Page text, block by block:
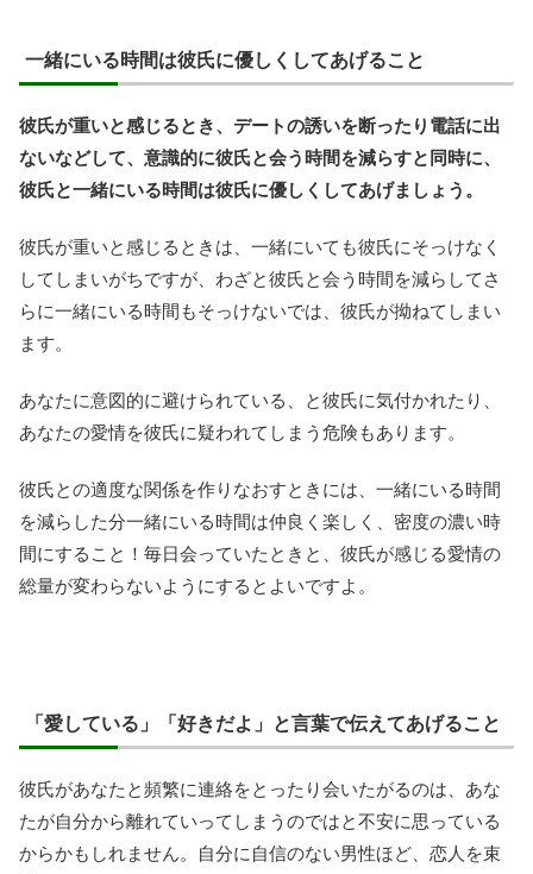
一緒にいる時間は彼氏に優しくしてあげること
彼氏が重いと感じるとき、デートの誘いを断ったり電話に出
ないなどして、意識的に彼氏と会う時間を減らすと同時に、
彼氏と一緒にいる時間は彼氏に優しくしてあげましょう。
彼氏が重いと感じるときは、一緒にいても彼氏にそっけなく
してしまいがちですが、わざと彼氏と会う時間を減らしてさ
らに一緒にいる時間もそっけないでは、彼氏が拗ねてしまい
ます。
あなたに意図的に避けられている、と彼氏に気付かれたり、
あなたの愛情を彼氏に疑われてしまう危険もあります。
彼氏との適度な関係を作りなおすときには、一緒にいる時間
を減らした分一緒にいる時間は仲良く楽しく、密度の濃い時
間にすること！毎日会っていたときと、彼氏が感じる愛情の
総量が変わらないようにするとよいですよ。
「愛している」「好きだよ」と言葉で伝えてあげること
彼氏があなたと頻繁に連絡をとったり会いたがるのは、あな
たが自分から離れていってしまうのではと不安に思っている
からかもしれません。自分に自信のない男性ほど、恋人を束